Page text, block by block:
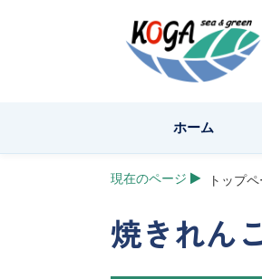
ホーム
現在のページ トップ
焼きれん